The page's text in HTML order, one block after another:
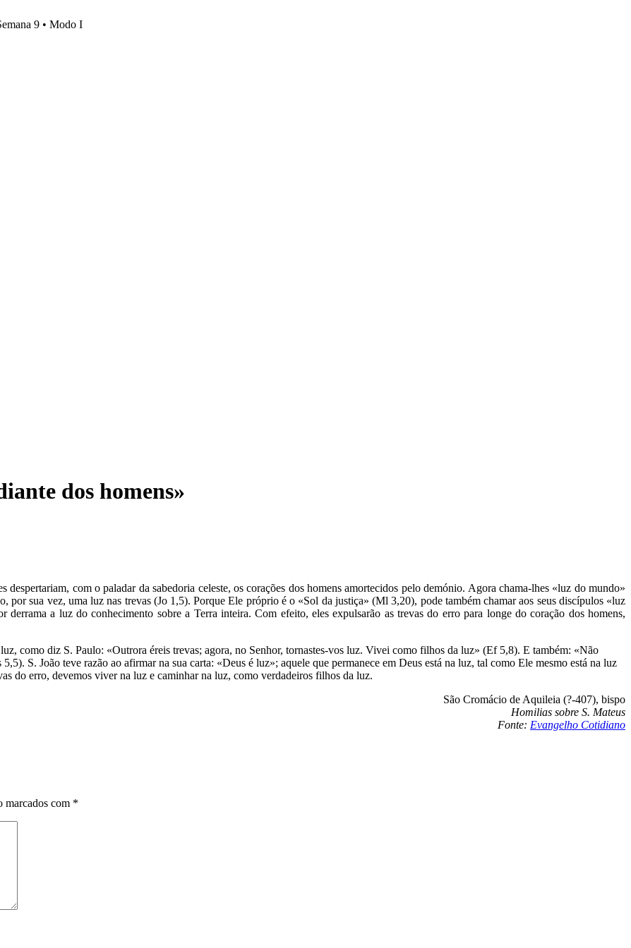
9 • Modo I
dos homens»
despertariam, com o paladar da sabedoria celeste, os corações dos homens amortecidos pelo demónio. Agora chama-lhes «luz do mundo»
por sua vez, uma luz nas trevas (Jo 1,5). Porque Ele próprio é o «Sol da justiça» (Ml 3,20), pode também chamar aos seus discípulos «luz
derrama a luz do conhecimento sobre a Terra inteira. Com efeito, eles expulsarão as trevas do erro para longe do coração dos homens,
como diz S. Paulo: «Outrora éreis trevas; agora, no Senhor, tornastes-vos luz. Vivei como filhos da luz» (Ef 5,8). E também: «Não
S. João teve razão ao afirmar na sua carta: «Deus é luz»; aquele que permanece em Deus está na luz, tal como Ele mesmo está na luz
do erro, devemos viver na luz e caminhar na luz, como verdadeiros filhos da luz.
São Cromácio de Aquileia (?-407), bispo
Homilias sobre S. Mateus
Fonte: Evangelho Cotidiano
marcados com *